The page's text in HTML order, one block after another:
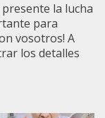
la lucha
para
vosotros! A
los detalles